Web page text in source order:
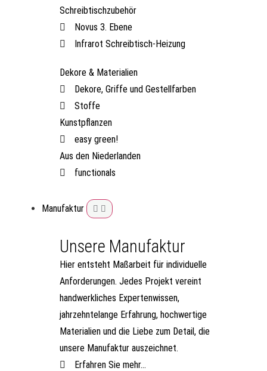
Schreibtischzubehör
Novus 3. Ebene
Infrarot Schreibtisch-Heizung
Dekore & Materialien
Dekore, Griffe und Gestellfarben
Stoffe
Kunstpflanzen
easy green!
Aus den Niederlanden
functionals
Manufaktur
Unsere Manufaktur
Hier entsteht Maßarbeit für individuelle
Anforderungen. Jedes Projekt vereint
handwerkliches Expertenwissen,
jahrzehntelange Erfahrung, hochwertige
Materialien und die Liebe zum Detail, die
unsere Manufaktur auszeichnet.
Erfahren Sie mehr...